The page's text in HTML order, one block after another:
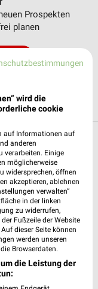
Prospekten
planen
Driburg, Erich-
wird die
cookie
auf Informationen auf
anderen
verarbeiten. Einige
möglicherweise
widersprechen, öffnen
akzeptieren, ablehnen
verwalten“
in der linken
zu widerrufen,
Fußzeile der Website
dieser Seite können
werden unseren
Browserdaten.
die Leistung der